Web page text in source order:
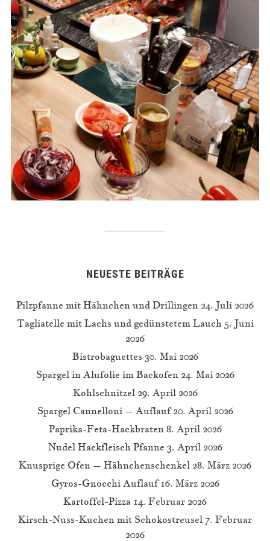
NEUESTE BEITRÄGE
Pilzpfanne mit Hähnchen und Drillingen 24. Juli 2026
Tagliatelle mit Lachs und gedünstetem Lauch 5. Juni
2026
Bistrobaguettes 30. Mai 2026
Spargel in Alufolie im Backofen 24. Mai 2026
Kohlschnitzel 29. April 2026
Spargel Cannelloni – Auflauf 20. April 2026
Paprika-Feta-Hackbraten 8. April 2026
Nudel Hackfleisch Pfanne 3. April 2026
Knusprige Ofen – Hähnchenschenkel 28. März 2026
Gyros-Gnocchi Auflauf 16. März 2026
Kartoffel-Pizza 14. Februar 2026
Kirsch-Nuss-Kuchen mit Schokostreusel 7. Februar
2026